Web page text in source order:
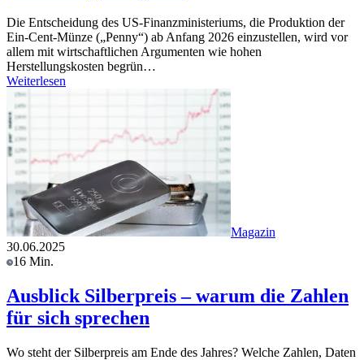
Die Entscheidung des US-Finanzministeriums, die Produktion der
Ein-Cent-Münze („Penny“) ab Anfang 2026 einzustellen, wird vor
allem mit wirtschaftlichen Argumenten wie hohen
Herstellungskosten begrün…
Weiterlesen
Magazin
30.06.2025
16 Min.
Ausblick Silberpreis – warum die Zahlen
für sich sprechen
Wo steht der Silberpreis am Ende des Jahres? Welche Zahlen, Daten